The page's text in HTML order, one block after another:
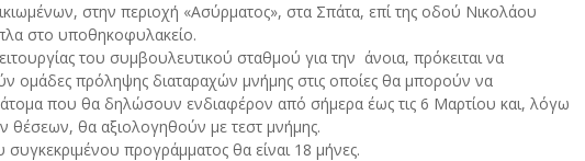
στην περιοχή «Ασύρματος», στα Σπάτα, επί της οδού Νικολάου
στο υποθηκοφυλακείο.
του συμβουλευτικού σταθμού για την άνοια, πρόκειται να
ομάδες πρόληψης διαταραχών μνήμης στις οποίες θα μπορούν να
που θα δηλώσουν ενδιαφέρον από σήμερα έως τις 6 Μαρτίου και, λόγω
θέσεων, θα αξιολογηθούν με τεστ μνήμης.
συγκεκριμένου προγράμματος θα είναι 18 μήνες.